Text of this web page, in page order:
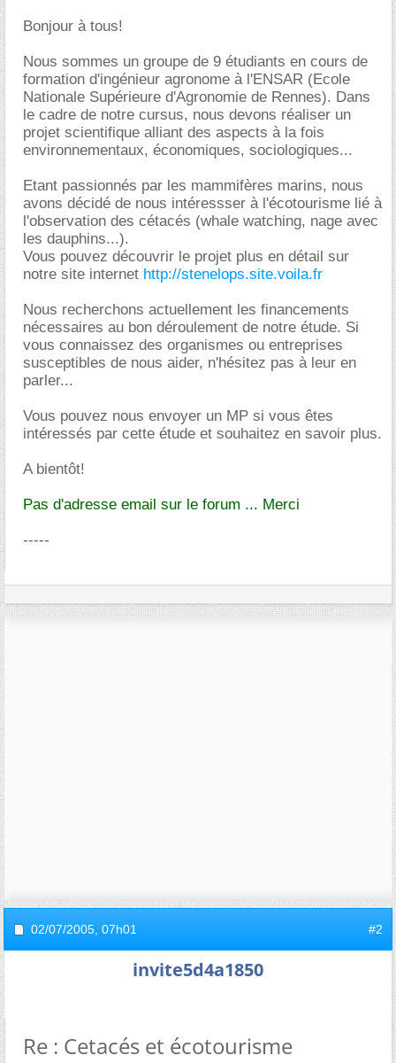
Bonjour à tous!
Nous sommes un groupe de 9 étudiants en cours de
formation d'ingénieur agronome à l'ENSAR (Ecole
Nationale Supérieure d'Agronomie de Rennes). Dans
le cadre de notre cursus, nous devons réaliser un
projet scientifique alliant des aspects à la fois
environnementaux, économiques, sociologiques...
Etant passionnés par les mammifères marins, nous
avons décidé de nous intéressser à l'écotourisme lié à
l'observation des cétacés (whale watching, nage avec
les dauphins...).
Vous pouvez découvrir le projet plus en détail sur
notre site internet http://stenelops.site.voila.fr
Nous recherchons actuellement les financements
nécessaires au bon déroulement de notre étude. Si
vous connaissez des organismes ou entreprises
susceptibles de nous aider, n'hésitez pas à leur en
parler...
Vous pouvez nous envoyer un MP si vous êtes
intéressés par cette étude et souhaitez en savoir plus.
A bientôt!
Pas d'adresse email sur le forum ... Merci
-----
02/07/2005, 07h01 #2
invite5d4a1850
Re : Cetacés et écotourisme